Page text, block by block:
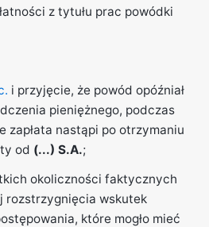
z tytułu prac powódki
i przyjęcie, że powód opóźniał
pieniężnego, podczas
zapłata nastąpi po otrzymaniu
od (...) S.A.;
okoliczności faktycznych
rozstrzygnięcia wskutek
które mogło mieć